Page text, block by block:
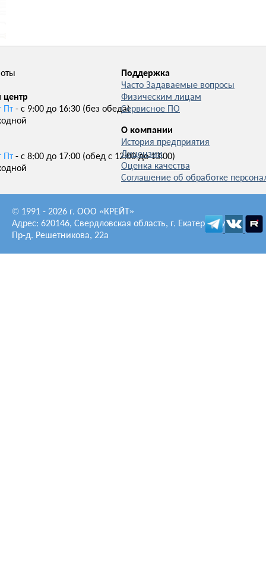
центр
Пт - с 9:00 до 16:30 (без обеда)
Пт - с 8:00 до 17:00 (обед с 12:00 до 13:00)
Поддержка
Часто Задаваемые вопросы
Физическим лицам
Сервисное ПО
О компании
История предприятия
Лицензии
Оценка качества
Соглашение об обработке
© 1991 - 2026 г. ООО «КРЕЙТ»
Адрес: 620146, Свердловская область, г. Екатеринбург,
Пр-д. Решетникова, 22а